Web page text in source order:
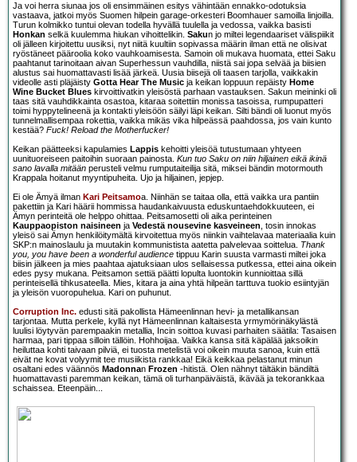
Ja voi herra siunaa jos oli ensimmäinen esitys vähintään ennakko-odotuksia
vastaava, jatkoi myös Suomen hilpein garage-orkesteri Boomhauer samoilla linjoilla.
Turun kolmikko tuntui olevan todella hyvällä tuulella ja vedossa, vaikka basisti
Honkan selkä kuulemma hiukan vihoittelikin. Sakun jo miltei legendaariset välispiikit
oli jälleen kirjoitettu uusiksi, nyt niitä kuultiin sopivassa määrin ilman että ne olisivat
ryöstäneet pääroolia koko vauhkoamisesta. Samoin oli mukava huomata, ettei Saku
paahtanut tarinoitaan aivan Superhessun vauhdilla, niistä sai jopa selvää ja biisien
alustus sai huomattavasti lisää järkeä. Uusia biisejä oli taasen tarjolla, vaikkakin
videolle asti pläjäisty Gotta Hear The Music ja keikan loppuun repäisty Home
Wine Bucket Blues kirvoittivatkin yleisöstä parhaan vastauksen. Sakun meininki oli
taas sitä vauhdikkainta osastoa, kitaraa soitettiin monissa tasoissa, rumpupatteri
toimi hyppytelineenä ja kontakti yleisöön säilyi läpi keikan. Silti bändi oli luonut myös
tunnelmallisempaa rokettia, vaikka mikäs vika hilpeässä paahdossa, jos vain kunto
kestää? Fuck! Reload the Motherfucker!
Keikan päätteeksi kapulamies Lappis kehoitti yleisöä tutustumaan yhtyeen
uunituoreiseen paitoihin suoraan painosta. Kun tuo Saku on niin hiljainen eikä ikinä
sano lavalla mitään perusteli velmu rumputaiteilija sitä, miksei bändin motormouth
Krappala hoitanut myyntipuheita. Ujo ja hiljainen, jepjep.
Ei ole Ämyä ilman Kari Peitsamoa. Niinhän se taitaa olla, että vaikka ura pantiin
pakettiin ja Kari häärii hommissa haudankaivuusta eduskuntaehdokkuuteen, ei
Ämyn perinteitä ole helppo ohittaa. Peitsamosetti oli aika perinteinen
Kauppaopiston naisineen ja Vedestä nousevine kasveineen, tosin innokas
yleisö sai Ämyn henkilöitymältä kirvoitettua myös niinkin vaihtelavaa materiaalia kuin
SKP:n mainoslaulu ja muutakin kommunistista aatetta palvelevaa soittelua. Thank
you, you have been a wonderful audience tippuu Karin suusta varmasti miltei joka
biisin jälkeen ja mies paahtaa ajatuksiaan ulos sellaisessa putkessa, ettei aina oikein
edes pysy mukana. Peitsamon settiä päätti lopulta luontokin kunnioittaa sillä
perinteisellä tihkusateella. Mies, kitara ja aina yhtä hilpeän tarttuva tuokio esiintyjän
ja yleisön vuoropuhelua. Kari on puhunut.
Corruption Inc. edusti sitä pakollista Hämeenlinnan hevi- ja metallikansan
tarjontaa. Mutta perkele, kyllä nyt Hämeenlinnan kaltaisesta yrmymörinäkylästä
luulisi löytyvän parempaakin metallia, Incin soittoa kuvasi parhaiten säätila: Tasaisen
harmaa, pari tippaa silloin tällöin. Hohhoijaa. Vaikka kansa sitä käpälää jaksoikin
heiluttaa kohti taivaan pilviä, ei tuosta metelistä voi oikein muuta sanoa, kuin että
eivät ne kovat volyymit tee musiikista rankkaa! Eikä keikkaa pelastanut minun
osaltani edes väännös Madonnan Frozen -hitistä. Olen nähnyt tältäkin bändiltä
huomattavasti paremman keikan, tämä oli turhanpäiväistä, ikävää ja tekorankkaa
schaissea. Eteenpäin...